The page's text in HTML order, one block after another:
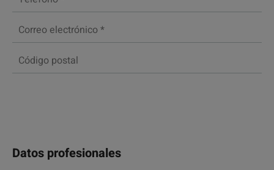
Datos profesionales